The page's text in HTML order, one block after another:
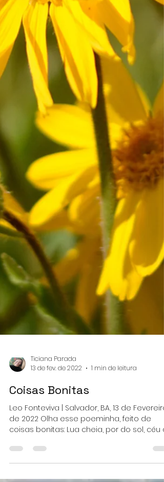
Ticiana Parada
13 de fev. de 2022
1 min de leitura
Coisas Bonitas
Leo Fonteviva | Salvador, BA, 13 de Fevereiro
coisas bonitas: Lua cheia, por do sol, céu
estrelas...